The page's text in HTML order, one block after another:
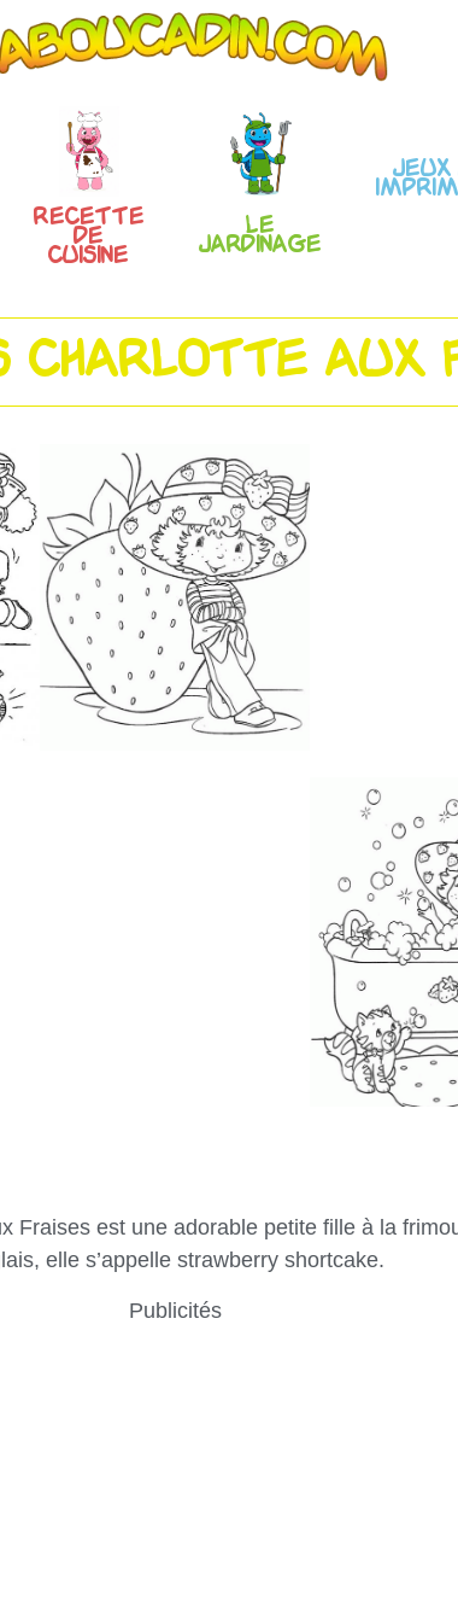
Recette
de
Cuisine
Le
Jardinage
Jeux
CHARLOTTE AUX
Fraises est une adorable petite fille à la
elle s’appelle strawberry shortcake.
Publicités